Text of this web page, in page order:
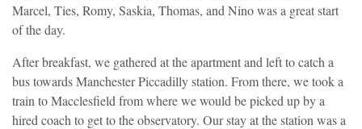
Marcel, Ties, Romy, Saskia, Thomas, and Nino was a great start
of the day.
After breakfast, we gathered at the apartment and left to catch a
bus towards Manchester Piccadilly station. From there, we took a
train to Macclesfield from where we would be picked up by a
hired coach to get to the observatory. Our stay at the station was a